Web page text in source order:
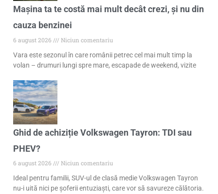
Mașina ta te costă mai mult decât crezi, și nu din
cauza benzinei
6 august 2026
Niciun comentariu
Vara este sezonul în care românii petrec cel mai mult timp la
volan – drumuri lungi spre mare, escapade de weekend, vizite
Ghid de achiziție Volkswagen Tayron: TDI sau
PHEV?
6 august 2026
Niciun comentariu
Ideal pentru familii, SUV-ul de clasă medie Volkswagen Tayron
nu-i uită nici pe șoferii entuziaști, care vor să savureze călătoria.